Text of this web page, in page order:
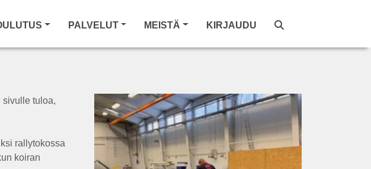
PALVELUT MEISTÄ KIRJAUDU
sivulle tuloa,
rallytokossa
koiran